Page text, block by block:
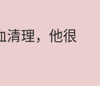
清理，他很